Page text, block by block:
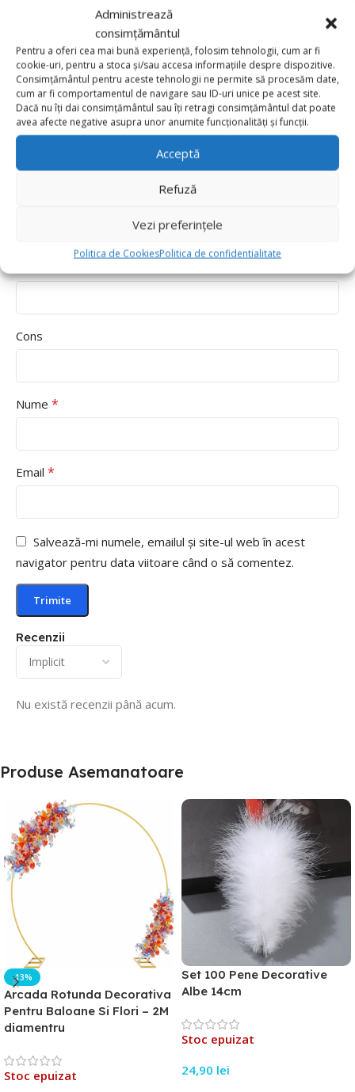
Administrează
consimțământul
Pentru a oferi cea mai bună experiență, folosim tehnologii, cum ar fi
cookie-uri, pentru a stoca și/sau accesa informațiile despre dispozitive.
Consimțământul pentru aceste tehnologii ne permite să procesăm date,
cum ar fi comportamentul de navigare sau ID-uri unice pe acest site.
Dacă nu îți dai consimțământul sau îți retragi consimțământul dat poate
avea afecte negative asupra unor anumite funcționalități și funcții.
Acceptă
Refuză
Vezi preferințele
Politica de CookiesPolitica de confidentialitate
Recenzii
Nu există recenzii până acum.
Delivery speed
Recenzia ta*
Cons
Nume *
Email *
Salvează-mi numele, emailul și site-ul web în acest
navigator pentru data viitoare când o să comentez.
Produse Asemanatoare
-13%
Arcada Rotunda Decorativa
Pentru Baloane Si Flori – 2M
diamentru
Stoc epuizat
Set 100 Pene Decorative
Albe 14cm
Stoc epuizat
24,90 lei